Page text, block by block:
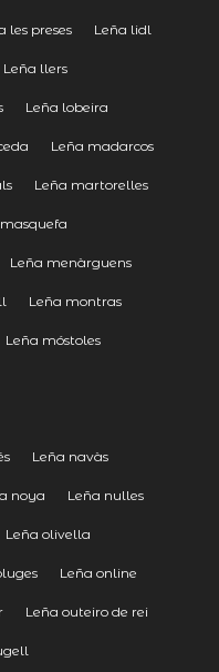
les preses Leña lidl
Leña llers
Leña lobeira
Leña madarcos
Leña martorelles
Leña menàrguens
Leña montras
Leña móstoles
Leña navàs
noya Leña nulles
Leña olivella
Leña online
Leña outeiro de rei